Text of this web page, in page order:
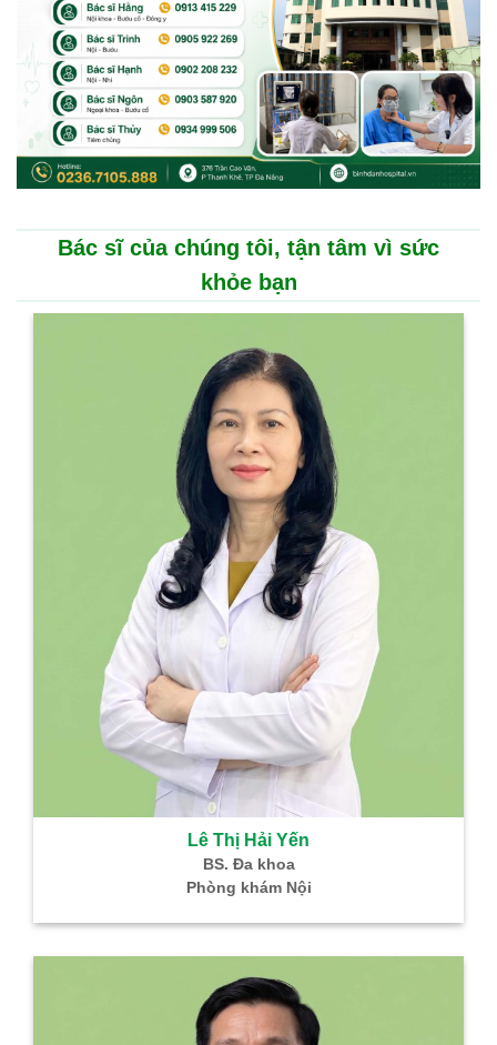
Bác sĩ của chúng tôi, tận tâm vì sức
khỏe bạn
Lê Thị Hải Yến
BS. Đa khoa
Phòng khám Nội